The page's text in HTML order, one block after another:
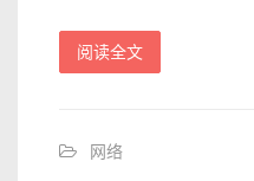
阅读全文
网络